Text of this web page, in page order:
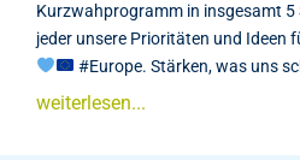
Kurzwahprogramm in insgesamt
jeder unsere Prioritäten und Ideen
#Europe. Stärken, was uns
weiterlesen...